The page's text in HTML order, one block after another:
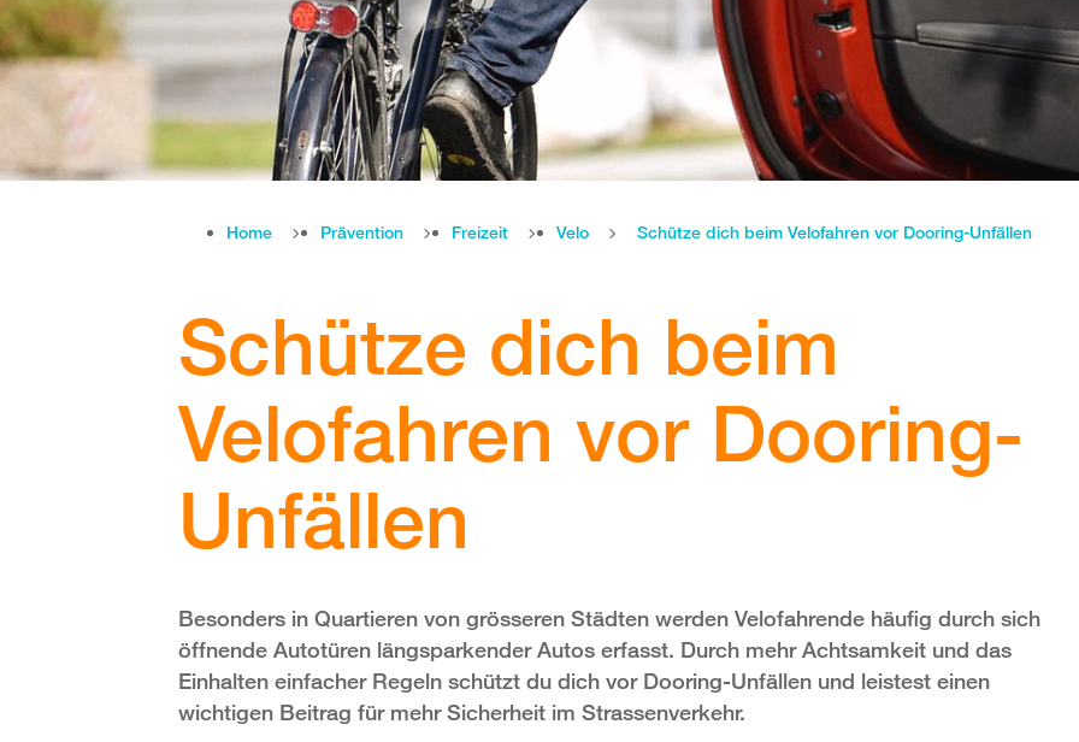
Home Prävention Freizeit Velo Schütze dich beim Velofahren vor Dooring-Unfällen
Schütze dich beim
Velofahren vor Dooring-
Unfällen
Besonders in Quartieren von grösseren Städten werden Velofahrende häufig durch sich
öffnende Autotüren längsparkender Autos erfasst. Durch mehr Achtsamkeit und das
Einhalten einfacher Regeln schützt du dich vor Dooring-Unfällen und leistest einen
wichtigen Beitrag für mehr Sicherheit im Strassenverkehr.